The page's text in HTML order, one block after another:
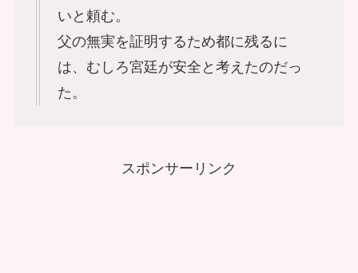
いと頼む。
父の無実を証明するため都に残るに
は、むしろ宮廷が安全と考えたのだっ
た。
スポンサーリンク